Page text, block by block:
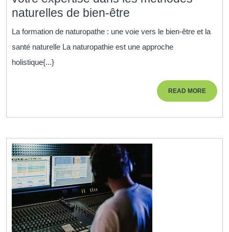
naturelles de bien-être
de
Naturopathe
expertise
méthodes
de
bien-
être
La formation de naturopathe : une voie vers le bien-être et la
santé naturelle La naturopathie est une approche
holistique{...}
READ MOREREAD
MORE